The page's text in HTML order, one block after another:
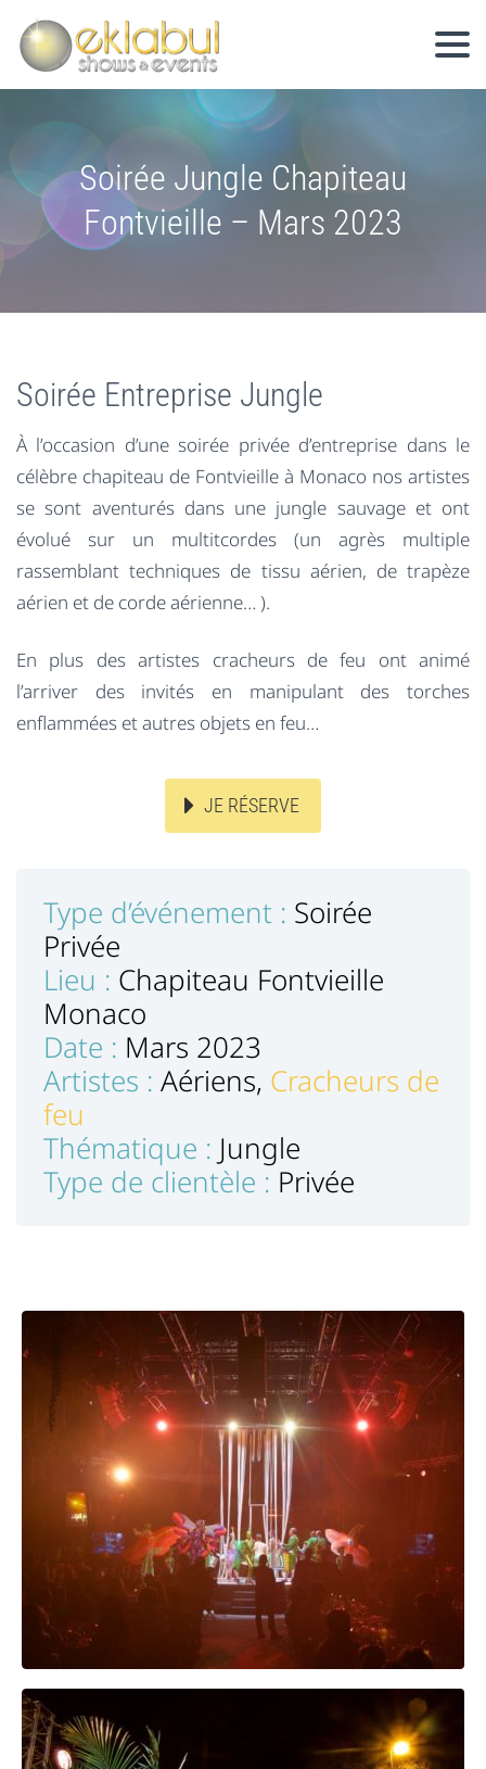
Soirée Jungle Chapiteau
Fontvieille – Mars 2023
Soirée Entreprise Jungle
À l’occasion d’une soirée privée d’entreprise dans le
célèbre chapiteau de Fontvieille à Monaco nos artistes
se sont aventurés dans une jungle sauvage et ont
évolué sur un multitcordes (un agrès multiple
rassemblant techniques de tissu aérien, de trapèze
aérien et de corde aérienne… ).
En plus des artistes cracheurs de feu ont animé
l’arriver des invités en manipulant des torches
enflammées et autres objets en feu…
JE RÉSERVE
Type d’événement : Soirée
Privée
Lieu : Chapiteau Fontvieille
Monaco
Date : Mars 2023
Artistes : Aériens, Cracheurs de
feu
Thématique : Jungle
Type de clientèle : Privée